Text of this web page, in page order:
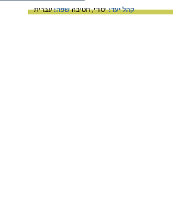
קהל יעד:יסודי,חטיבהשפה:עברית